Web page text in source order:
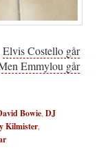
Elvis Costello går
Emmylou går
Bowie DJ
Kilmister